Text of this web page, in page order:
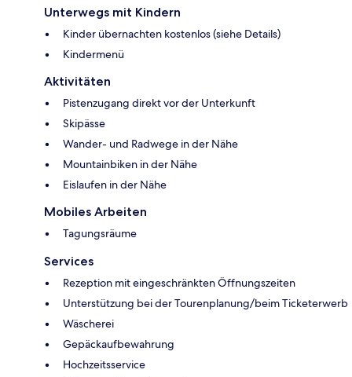
Unterwegs mit Kindern
Kinder übernachten kostenlos (siehe Details)
Kindermenü
Aktivitäten
Pistenzugang direkt vor der Unterkunft
Skipässe
Wander- und Radwege in der Nähe
Mountainbiken in der Nähe
Eislaufen in der Nähe
Mobiles Arbeiten
Tagungsräume
Services
Rezeption mit eingeschränkten Öffnungszeiten
Unterstützung bei der Tourenplanung/beim Ticketerwerb
Wäscherei
Gepäckaufbewahrung
Hochzeitsservice